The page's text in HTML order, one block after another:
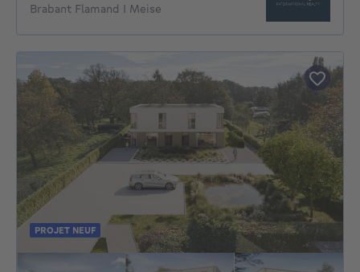
Brabant Flamand I Meise
PROJET NEUF